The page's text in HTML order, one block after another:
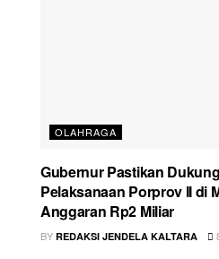
OLAHRAGA
Gubernur Pastikan
Pelaksanaan Porprov II di
Anggaran Rp2 Miliar
BY REDAKSI JENDELA KALTARA